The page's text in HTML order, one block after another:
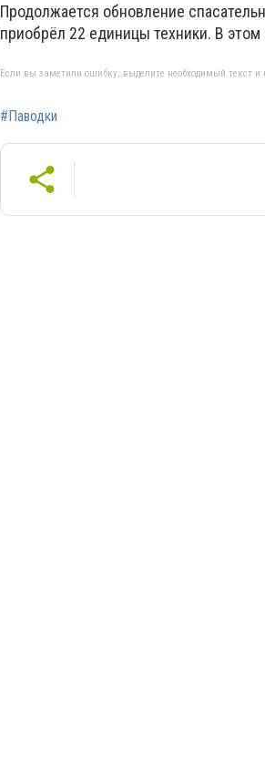
Продолжается обновление
приобрёл 22 единицы техники. В
Если вы заметили ошибку, выделите необходимый текст и
#Паводки